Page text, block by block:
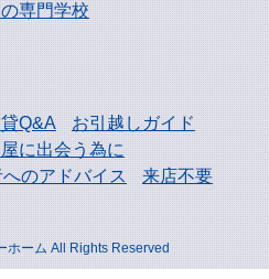
専門学校
Q&A
お引越しガイド
に出会う為に
のアドバイス
来店不要
ホーム All Rights Reserved